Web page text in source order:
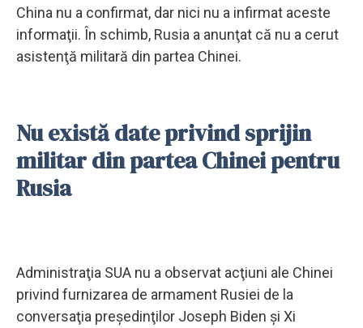
China nu a confirmat, dar nici nu a infirmat aceste
informaţii. În schimb, Rusia a anunţat că nu a cerut
asistenţă militară din partea Chinei.
Nu există date privind sprijin
militar din partea Chinei pentru
Rusia
Administraţia SUA nu a observat acţiuni ale Chinei
privind furnizarea de armament Rusiei de la
conversaţia preşedinţilor Joseph Biden şi Xi